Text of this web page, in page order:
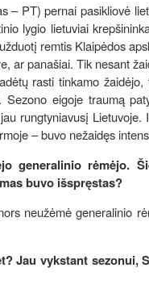
– PT) pernai pasikliovė
lygio lietuviai
remtis Klaipėdos
ar panašiai. Tik nesant
rasti tinkamo
eigoje traumą
rungtyniavusį
– buvo nežaidęs
generalinio rėmėjo.
buvo išspręstas?
neužėmė generalinio
Jau vykstant